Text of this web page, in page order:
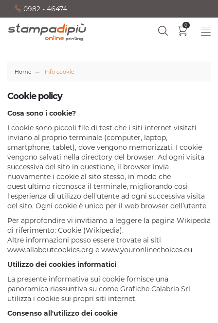
0982 - 46474
0
Home Info cookie
Cookie policy
Cosa sono i cookie?
I cookie sono piccoli file di test che i siti internet visitati
inviano al proprio terminale (computer, laptop,
smartphone, tablet), dove vengono memorizzati. I cookie
vengono salvati nella directory del browser. Ad ogni visita
successiva del sito in questione, il browser invia
nuovamente i cookie al sito stesso, in modo che
quest'ultimo riconosca il terminale, migliorando così
l'esperienza di utilizzo dell'utente ad ogni successiva visita
del sito. Ogni cookie è unico per il web browser dell’utente.
Per approfondire vi invitiamo a leggere la pagina Wikipedia
di riferimento: Cookie (Wikipedia).
Altre informazioni posso essere trovate ai siti
www.allaboutcookies.org e www.youronlinechoices.eu
Utilizzo dei cookies informatici
La presente informativa sui cookie fornisce una
panoramica riassuntiva su come Grafiche Calabria Srl
utilizza i cookie sui propri siti internet.
Consenso all'utilizzo dei cookie